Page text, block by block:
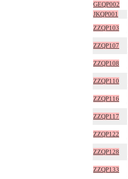
GEQP002
JKQP001
ZZQP103
ZZQP107
ZZQP108
ZZQP110
ZZQP116
ZZQP117
ZZQP122
ZZQP128
ZZQP133